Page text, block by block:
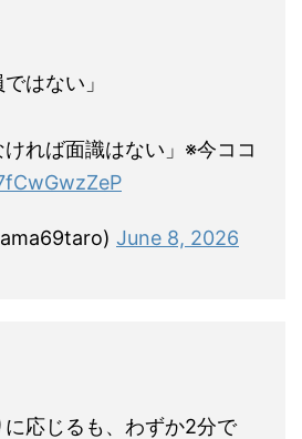
はない」
ければ面識はない」※今ココ
June 8, 2026
応じるも、わずか2分で